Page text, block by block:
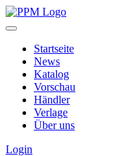
Startseite
News
Katalog
Vorschau
Händler
Verlage
Über uns
Login